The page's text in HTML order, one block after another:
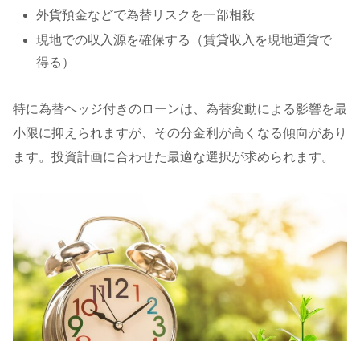
外貨預金などで為替リスクを一部相殺
現地での収入源を確保する（賃貸収入を現地通貨で
得る）
特に為替ヘッジ付きのローンは、為替変動による影響を最
小限に抑えられますが、その分金利が高くなる傾向があり
ます。投資計画に合わせた最適な選択が求められます。